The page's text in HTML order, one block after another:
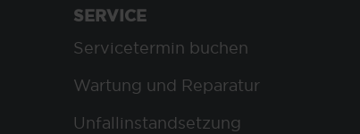
SERVICE
Servicetermin buchen
Wartung und Reparatur
Unfallinstandsetzung